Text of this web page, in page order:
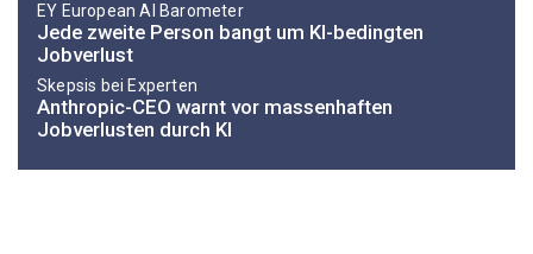
EY European AI Barometer
Jede zweite Person bangt um KI-bedingten
Jobverlust
Skepsis bei Experten
Anthropic-CEO warnt vor massenhaften
Jobverlusten durch KI